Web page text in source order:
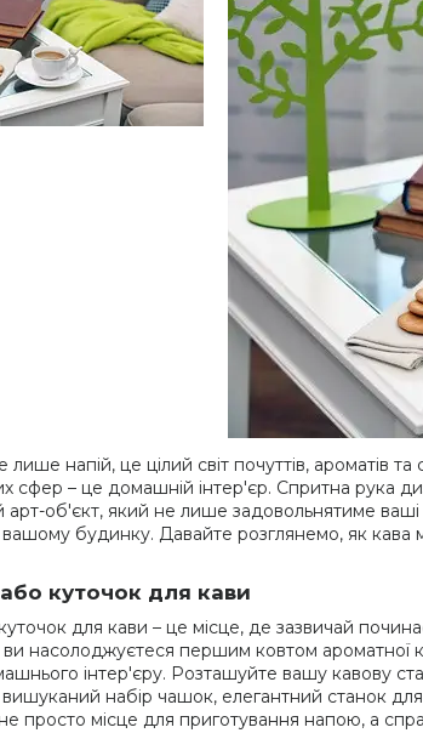
лише напій, це цілий світ почуттів, ароматів
сфер – це домашній інтер'єр. Спритна рука
арт-об'єкт, який не лише задовольнятиме
будинку. Давайте розглянемо, як
або куточок для кави
для кави – це місце, де зазвичай
ви насолоджуєтеся першим ковтом
інтер'єру. Розташуйте вашу кавову
вишуканий набір чашок, елегантний станок
просто місце для приготування напою, а